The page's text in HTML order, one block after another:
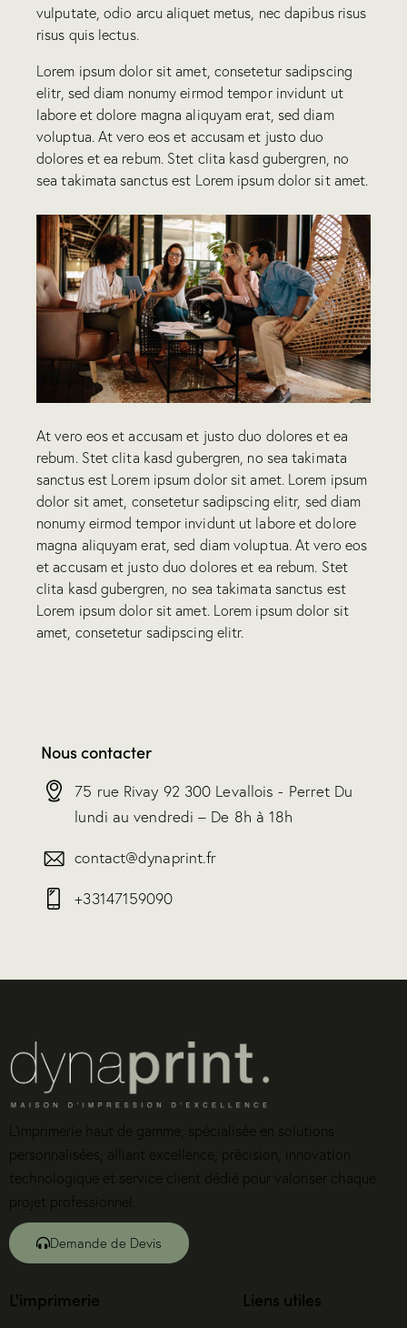
vulputate, odio arcu aliquet metus, nec dapibus risus
risus quis lectus.
Lorem ipsum dolor sit amet, consetetur sadipscing
elitr, sed diam nonumy eirmod tempor invidunt ut
labore et dolore magna aliquyam erat, sed diam
voluptua. At vero eos et accusam et justo duo
dolores et ea rebum. Stet clita kasd gubergren, no
sea takimata sanctus est Lorem ipsum dolor sit amet.
At vero eos et accusam et justo duo dolores et ea
rebum. Stet clita kasd gubergren, no sea takimata
sanctus est Lorem ipsum dolor sit amet. Lorem ipsum
dolor sit amet, consetetur sadipscing elitr, sed diam
nonumy eirmod tempor invidunt ut labore et dolore
magna aliquyam erat, sed diam voluptua. At vero eos
et accusam et justo duo dolores et ea rebum. Stet
clita kasd gubergren, no sea takimata sanctus est
Lorem ipsum dolor sit amet. Lorem ipsum dolor sit
amet, consetetur sadipscing elitr.
Nous contacter
75 rue Rivay 92 300 Levallois - Perret Du
lundi au vendredi – De 8h à 18h
contact@dynaprint.fr
+33147159090
L’imprimerie haut de gamme, spécialisée en solutions
personnalisées, alliant excellence, précision, innovation
technologique et service client dédié pour valoriser chaque
projet professionnel.
Demande de Devis
L'imprimerie Liens utiles